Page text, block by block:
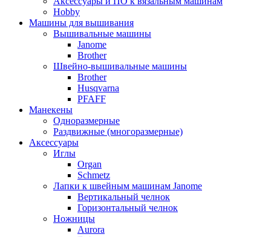
Hobby
Машины для вышивания
Вышивальные машины
Janome
Brother
Швейно-вышивальные машины
Brother
Husqvarna
PFAFF
Манекены
Одноразмерные
Раздвижные (многоразмерные)
Аксессуары
Иглы
Organ
Schmetz
Лапки к швейным машинам Janome
Вертикальный челнок
Горизонтальный челнок
Ножницы
Aurora